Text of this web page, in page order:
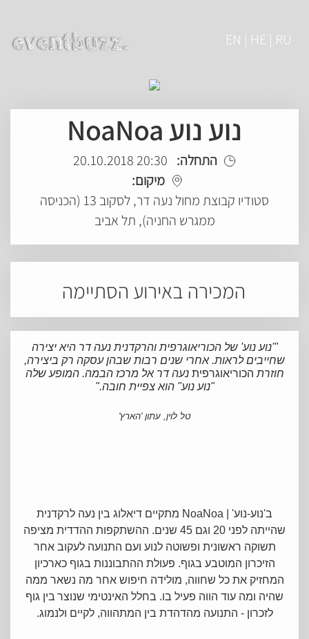
EN | HE | RU
נוע נוע NoaNoa
התחלה: 20:30 20.10.2018
מיקום:
סטודיו קבוצת מחול נעה דר, לסקוב 13 (הכניסה
ממגרש החניה), תל אביב
המכירה באירוע הסתיימה
"'נוע נוע' של הכוריאוגרפית והרקדנית נעה דר היא יצירה
שחייבים לראות.אחרי שנים רבות שבהן עסקה רק ביצירה,
חוזרת הכוריאוגרפית נעה דר אל מרכז הבמה. המופע שלה
"נוע נוע" הוא צפיית חובה."
טל לוין, עתון 'הארץ'
ב'נוע-נוע' | NoaNoa מתקיים דיאלוג בין נעה לרקדנית
שהייתה לפני 20 וגם 45 שנים. ההשתקפות ההדדית מציפה
תשוקה ראשונית ופשוטה לנוע ועם התנועה לעקוב אחר
הזיכרון המוטבע בגוף. פעולת ההתבוננות בגוף כארכיון
המחזיק את כל שחווה, מולידה חיפוש אחר מה נשאר ממה
שהיה ומה עוד הווה פעיל בו. בחלל האינטימי שנוצר בין גוף
לזכרון - התנועה מהדהדת בין המתהווה, לקיים ולנמוג.